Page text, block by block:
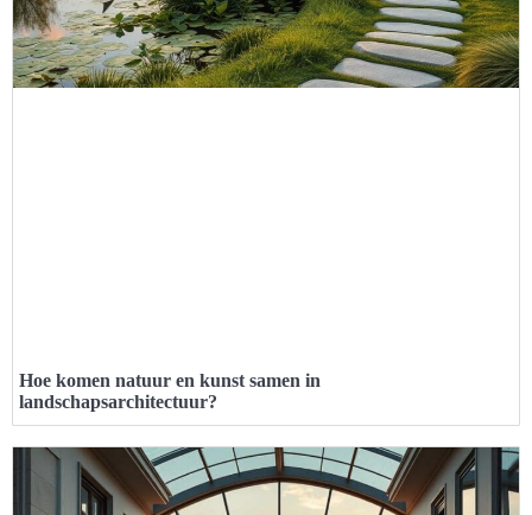
Hoe komen natuur en kunst samen in
landschapsarchitectuur?